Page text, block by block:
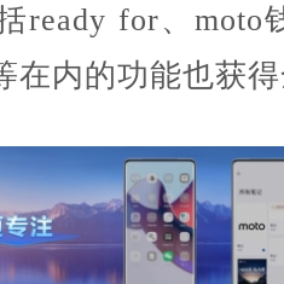
for、moto
在内的功能也获